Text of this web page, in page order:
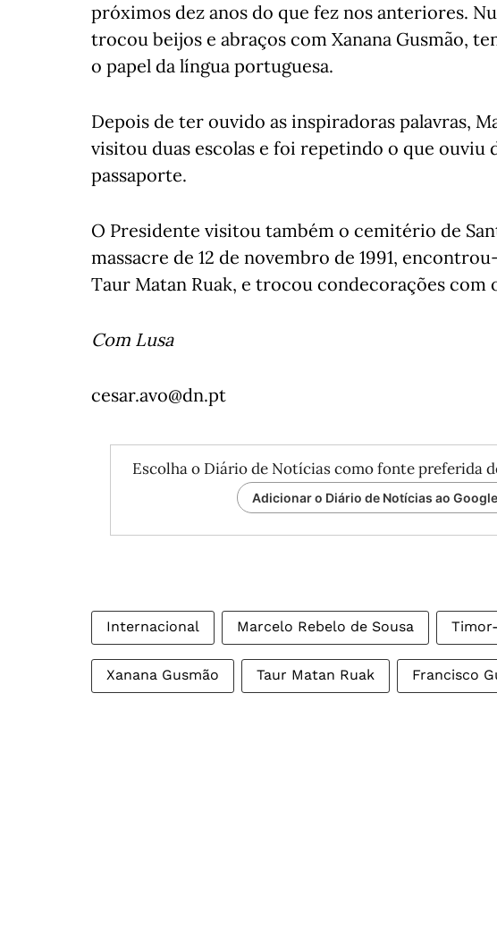
próximos dez anos do que fez nos anteriores.
trocou beijos e abraços com Xanana Gusmão,
o papel da língua portuguesa.
Depois de ter ouvido as inspiradoras palavras,
visitou duas escolas e foi repetindo o que ouviu
passaporte.
O Presidente visitou também o cemitério de
massacre de 12 de novembro de 1991,
Taur Matan Ruak, e trocou condecorações com
Com Lusa
cesar.avo@dn.pt
Escolha o Diário de Notícias como fonte preferida
Adicionar o Diário de Notícias ao Google
Internacional Marcelo Rebelo de Sousa
Xanana Gusmão Taur Matan Ruak Francisco